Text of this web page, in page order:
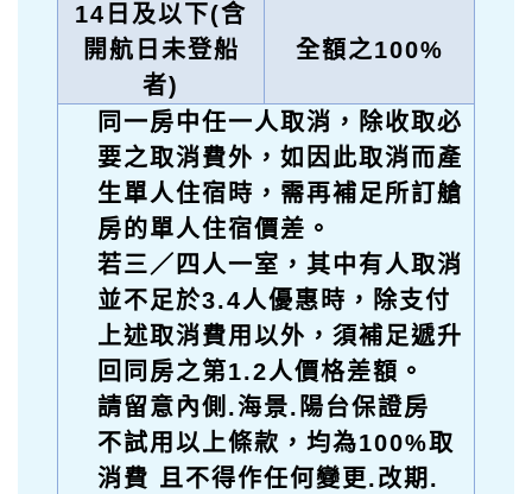
14 日及以下(含
開航日未登船
者)
全額之100%
同一房中任一人取消，除收取必
要之取消費外，如因此取消而產
生單人住宿時，需再補足所訂艙
房的單人住宿價差。
若三／四人一室，其中有人取消
並不足於3.4人優惠時，除支付
上述取消費用以外，須補足遞升
回同房之第1.2人價格差額。
請留意內側.海景.陽台保證房
不試用以上條款，均為100%取
消費 且不得作任何變更.改期.